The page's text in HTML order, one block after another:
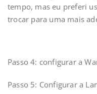
tempo, mas eu preferi
trocar para uma mais
Passo 4: configurar a
Passo 5: Configurar a